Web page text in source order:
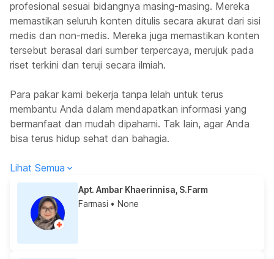
profesional sesuai bidangnya masing-masing. Mereka
memastikan seluruh konten ditulis secara akurat dari sisi
medis dan non-medis. Mereka juga memastikan konten
tersebut berasal dari sumber terpercaya, merujuk pada
riset terkini dan teruji secara ilmiah.
Para pakar kami bekerja tanpa lelah untuk terus
membantu Anda dalam mendapatkan informasi yang
bermanfaat dan mudah dipahami. Tak lain, agar Anda
bisa terus hidup sehat dan bahagia.
Lihat Semua
Apt. Ambar Khaerinnisa, S.Farm
Farmasi • None